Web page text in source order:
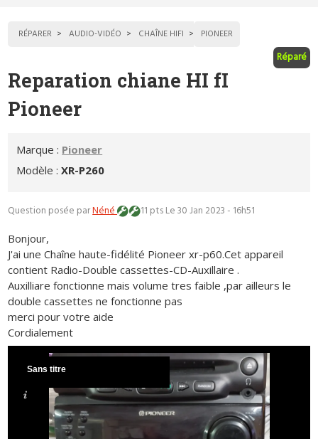
RÉPARER AUDIO-VIDÉO CHAÎNE HIFI PIONEER
Réparé
Reparation chiane HI fI
Pioneer
Marque : Pioneer
Modèle :XR-P260
Question posée parNéné 11 ptsLe 30 Jan 2023 - 16h51
Bonjour,
J'ai une Chaîne haute-fidélité Pioneer xr-p60.Cet appareil
contient Radio-Double cassettes-CD-Auxillaire .
Auxilliare fonctionne mais volume tres faible ,par ailleurs le
double cassettes ne fonctionne pas
merci pour votre aide
Cordialement
Sans titre